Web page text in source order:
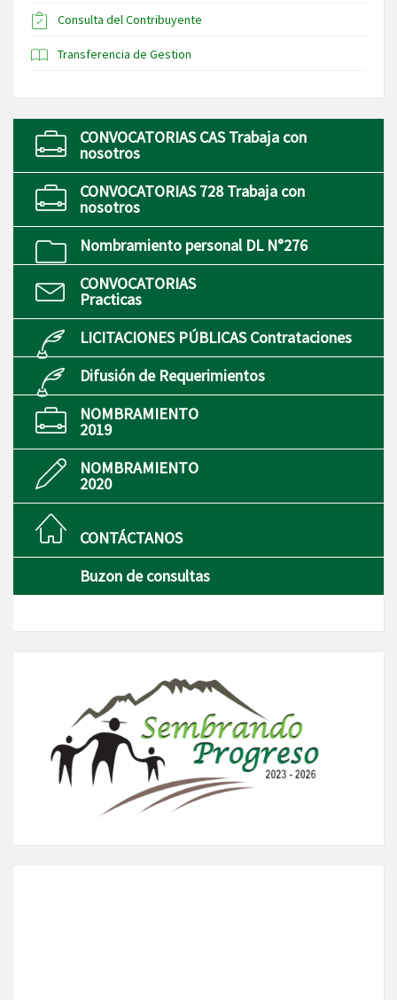
Consulta del Contribuyente
Transferencia de Gestion
CONVOCATORIAS CAS Trabaja con
nosotros
CONVOCATORIAS 728 Trabaja con
nosotros
Nombramiento personal DL N°276
CONVOCATORIAS
Practicas
LICITACIONES PÚBLICAS Contrataciones
Difusión de Requerimientos
NOMBRAMIENTO
2019
NOMBRAMIENTO
2020
CONTÁCTANOS
Buzon de consultas